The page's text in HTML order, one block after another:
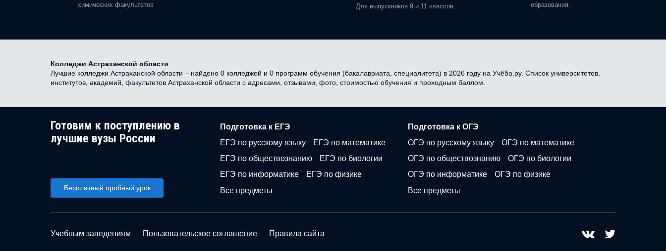
химических факультетов
Для выпускников 9 и 11 классов.
образования.
Колледжи Астраханской области
Лучшие колледжи Астраханской области – найдено 0 колледжей и 0 программ обучения (бакалавриата, специалитета) в 2026 году на Учёба.ру. Список университетов,
институтов, академий, факультетов Астраханской области с адресами, отзывами, фото, стоимостью обучения и проходным баллом.
Готовим к поступлению в
лучшие вузы России
Бесплатный пробный урок
Подготовка к ЕГЭ
ЕГЭ по русскому языку
ЕГЭ по математике
ЕГЭ по обществознанию
ЕГЭ по биологии
ЕГЭ по информатике
ЕГЭ по физике
Все предметы
Подготовка к ОГЭ
ОГЭ по русскому языку
ОГЭ по математике
ОГЭ по обществознанию
ОГЭ по биологии
ОГЭ по информатике
ОГЭ по физике
Все предметы
Учебным заведениям Пользовательское соглашение Правила сайта